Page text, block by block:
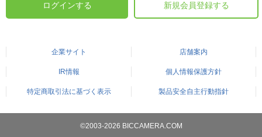
ログインする 新規会員登録する
企業サイト 店舗案内
IR情報 個人情報保護方針
特定商取引法に基づく表示 製品安全自主行動指針
©2003-2026 BICCAMERA.COM